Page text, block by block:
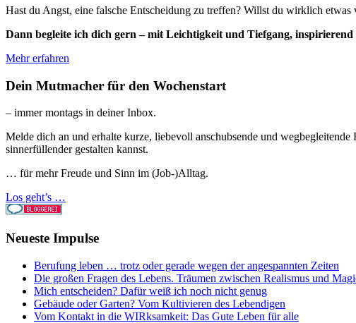
Hast du Angst, eine falsche Entscheidung zu treffen? Willst du wirklich etwas
Dann begleite ich dich gern – mit Leichtigkeit und Tiefgang,
Mehr erfahren
Dein Mutmacher für den Wochenstart
– immer montags in deiner Inbox.
Melde dich an und erhalte kurze, liebevoll anschubsende und
sinnerfüllender gestalten kannst.
… für mehr Freude und Sinn im (Job-)Alltag.
Los geht’s …
Neueste Impulse
Berufung leben … trotz oder gerade wegen der angespannten Zeiten
Die großen Fragen des Lebens. Träumen zwischen Realismus und
Mich entscheiden? Dafür weiß ich noch nicht genug
Gebäude oder Garten? Vom Kultivieren des Lebendigen
Vom Kontakt in die WIRksamkeit: Das Gute Leben für alle